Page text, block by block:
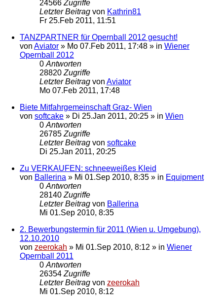
24566 Zugriffe
Letzter Beitrag von Kathrin81
Fr 25.Feb 2011, 11:51
TANZPARTNER für Opernball 2012 gesucht!
von Aviator » Mo 07.Feb 2011, 17:48 » in Wiener
Opernball 2012
0 Antworten
28820 Zugriffe
Letzter Beitrag von Aviator
Mo 07.Feb 2011, 17:48
Biete Mitfahrgemeinschaft Graz- Wien
von softcake » Di 25.Jan 2011, 20:25 » in Wien
0 Antworten
26785 Zugriffe
Letzter Beitrag von softcake
Di 25.Jan 2011, 20:25
Zu VERKAUFEN: schneeweißes Kleid
von Ballerina » Mi 01.Sep 2010, 8:35 » in Equipment
0 Antworten
28140 Zugriffe
Letzter Beitrag von Ballerina
Mi 01.Sep 2010, 8:35
2. Bewerbungstermin für 2011 (Wien u. Umgebung),
12.10.2010
von zeerokah » Mi 01.Sep 2010, 8:12 » in Wiener
Opernball 2011
0 Antworten
26354 Zugriffe
Letzter Beitrag von zeerokah
Mi 01.Sep 2010, 8:12